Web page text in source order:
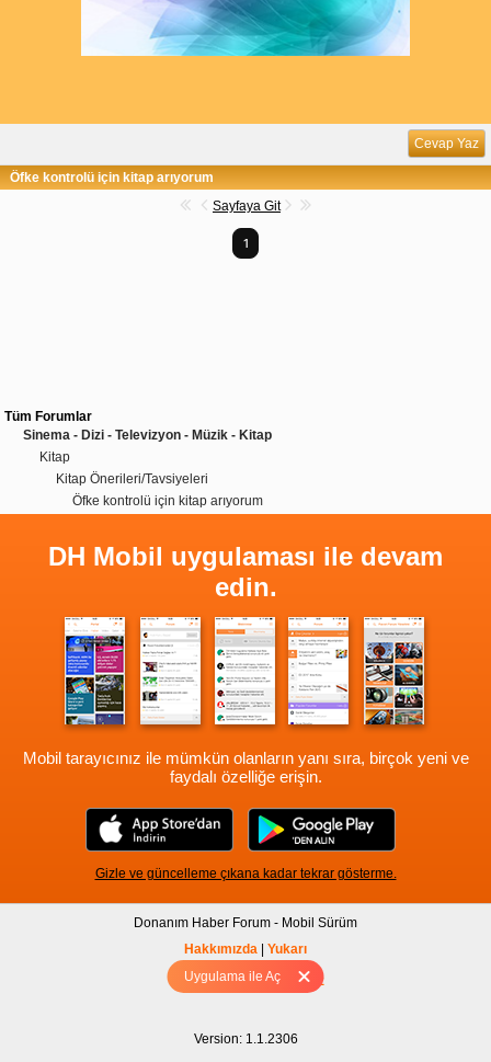
Uygulama ile Aç
Cevap Yaz
Öfke kontrolü için kitap arıyorum
Sayfaya Git
1
Tüm Forumlar
Sinema - Dizi - Televizyon - Müzik - Kitap
Kitap
Kitap Önerileri/Tavsiyeleri
Öfke kontrolü için kitap arıyorum
DH Mobil uygulaması ile devam
edin.
Mobil tarayıcınız ile mümkün olanların yanı sıra, birçok yeni ve
faydalı özelliğe erişin.
Gizle ve güncelleme çıkana kadar tekrar gösterme.
Donanım Haber Forum - Mobil Sürüm
Hakkımızda
Yukarı
Tam sürüm için Tıklayınız
Version: 1.1.2306